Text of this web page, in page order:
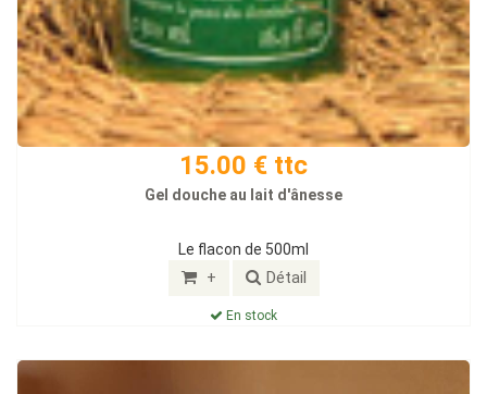
15.00 € ttc
Gel douche au lait d'ânesse
Le flacon de 500ml
+ Détail
En stock